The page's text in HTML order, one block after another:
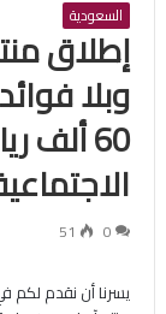
السعودية
إطلاق
وبلا
60 ألف
0
51
يسرنا أن نقدم